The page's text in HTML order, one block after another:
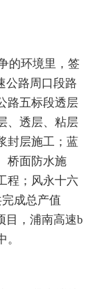
的环境里，签
公路周口段路
路五标段透层
、透层、粘层
封层施工；蓝
桥面防水施
程；风永十六
成总产值
目，浦南高速b